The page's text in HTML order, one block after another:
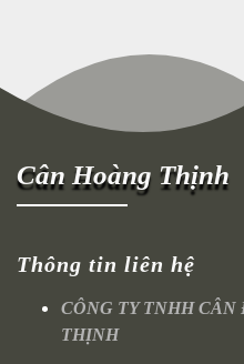
Cân Hoàng Thịnh
Thông tin liên hệ
CÔNG TY TNHH
THỊNH